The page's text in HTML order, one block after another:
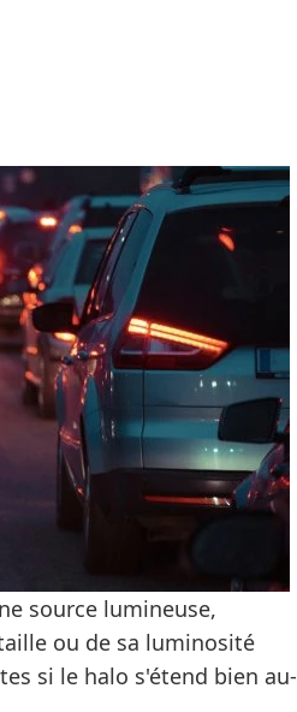
source lumineuse,
ou de sa luminosité
si le halo s'étend bien au-